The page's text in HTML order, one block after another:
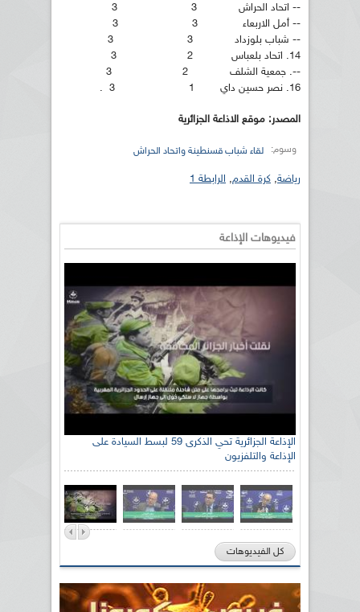
-- اتحاد الحراش 3 3
-- أمل الاربعاء 3 3
-- شباب بلوزداد 3 3
14. اتحاد بلعباس 2 3
--. جمعية الشلف 2 3
16. نصر حسين داي 1 3 .
المصدر: موقع الاذاعة الجزائرية
وسوم: لقاء شباب قسنطينة واتحاد الحراش
رياضة, كرة القدم, الرابطة 1
فيديوهات الإذاعة
الإذاعة الجزائرية تحي الذكرى 59 لبسط السيادة على
الإذاعة والتلفزيون
كل الفيديوهات